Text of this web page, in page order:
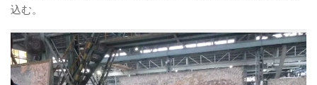
込む。